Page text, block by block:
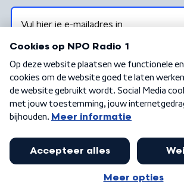
Algemene voorwaarden